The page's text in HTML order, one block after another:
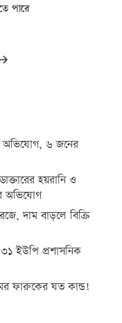
পারে
অভিযোগ, ৬ জনের
হয়রানি ও
অভিযোগ
দাম বাড়লে বিক্রি
ইউপি প্রশাসনিক
ফারুকের যত কান্ড!